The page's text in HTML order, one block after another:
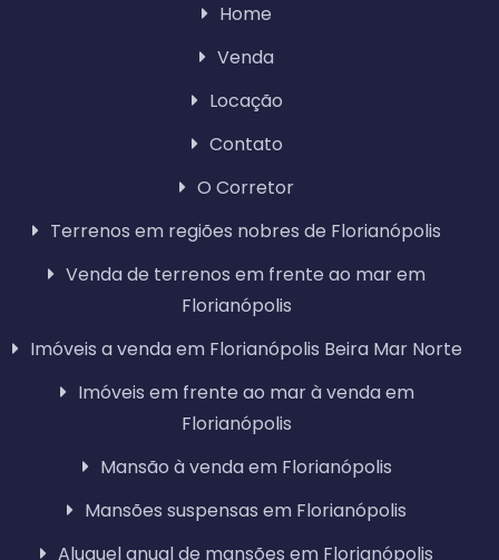
Home
Venda
Locação
Contato
O Corretor
Terrenos em regiões nobres de Florianópolis
Venda de terrenos em frente ao mar em
Florianópolis
Imóveis a venda em Florianópolis Beira Mar Norte
Imóveis em frente ao mar à venda em
Florianópolis
Mansão à venda em Florianópolis
Mansões suspensas em Florianópolis
Aluguel anual de mansões em Florianópolis